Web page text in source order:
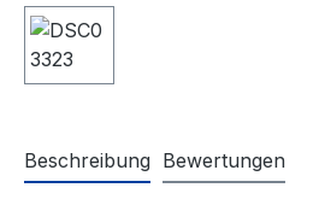
Beschreibung Bewertungen